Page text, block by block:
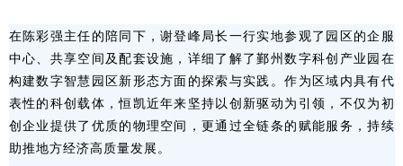
在陈彩强主任的陪同下，谢登峰局长一行实地参观了园区的企服
中心、共享空间及配套设施，详细了解了鄞州数字科创产业园在
构建数字智慧园区新形态方面的探索与实践。作为区域内具有代
表性的科创载体，恒凯近年来坚持以创新驱动为引领，不仅为初
创企业提供了优质的物理空间，更通过全链条的赋能服务，持续
助推地方经济高质量发展。